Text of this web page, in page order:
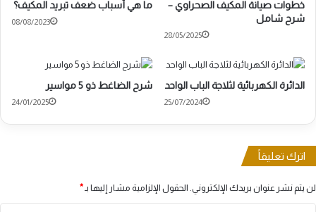
ما هي أسباب ضعف تبريد المكيف؟
08/08/2023
خطوات صيانة المكيف الصحراوي –
شرح شامل
28/05/2025
شرح الضاغط ذو 5 مواسير
24/01/2025
الدائرة الكهربائية لثلاجة الباب الواحد
25/07/2024
اترك تعليقاً
لن يتم نشر عنوان بريدك الإلكتروني. الحقول الإلزامية مشار إليها بـ*